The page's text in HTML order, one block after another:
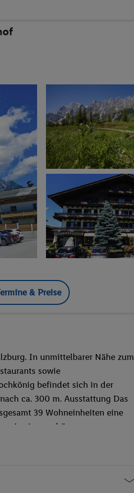
& Preise
In unmittelbarer Nähe zum
sowie
befindet sich in der
ca. 300 m. Ausstattung Das
39 Wohneinheiten eine
einen schönen
Ihr leibliches Wohl stehen Ihnen